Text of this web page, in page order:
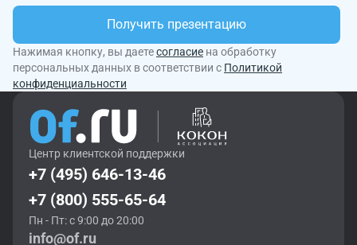
Получить презентацию
Нажимая кнопку, вы даетесогласие на обработку
персональных данных в соответствии с Политикой
конфиденциальности
Центр клиентской поддержки
+7 (495) 646-13-46
+7 (800) 555-65-64
Пн - Пт: с 9:00 до 20:00
info@of.ru